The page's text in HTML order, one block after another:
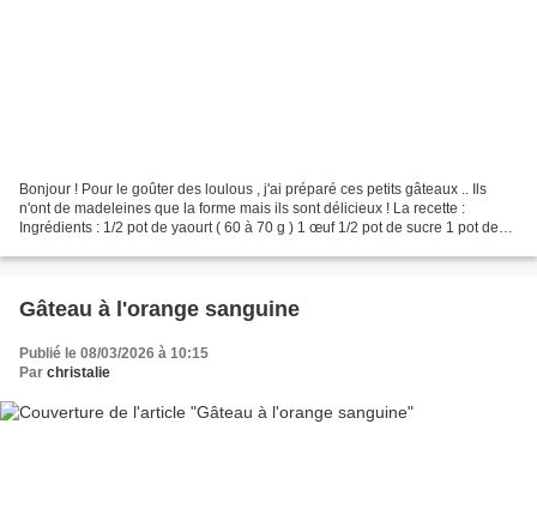
Bonjour ! Pour le goûter des loulous , j'ai préparé ces petits gâteaux .. Ils
n'ont de madeleines que la forme mais ils sont délicieux ! La recette :
Ingrédients : 1/2 pot de yaourt ( 60 à 70 g ) 1 œuf 1/2 pot de sucre 1 pot de
Gâteau à l'orange sanguine
Publié le 08/03/2026 à 10:15
Par christalie